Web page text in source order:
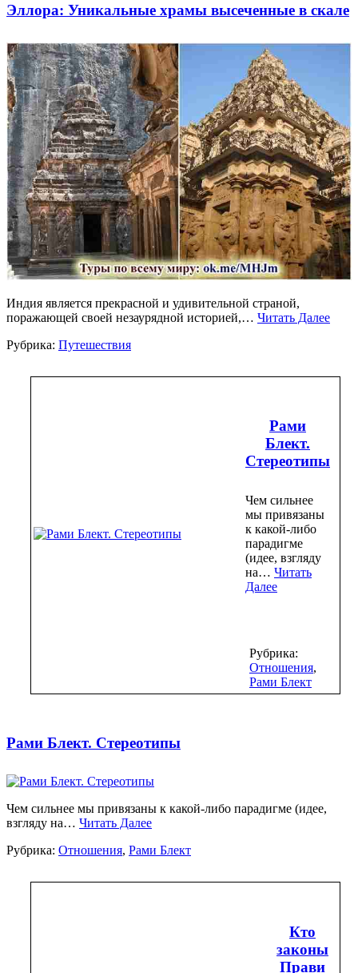
Эллора: Уникальные храмы высеченные в скале
Индия является прекрасной и удивительной страной,
поражающей своей незаурядной историей,… Читать Далее
Рубрика: Путешествия
Рами
Блект.
Стереотипы
Чем сильнее
мы привязаны
к какой-либо
парадигме
(идее, взгляду
на… Читать
Далее
Рубрика:
Отношения,
Рами Блект
Рами Блект. Стереотипы
Чем сильнее мы привязаны к какой-либо парадигме (идее,
взгляду на… Читать Далее
Рубрика: Отношения, Рами Блект
Кто
законы
Прави